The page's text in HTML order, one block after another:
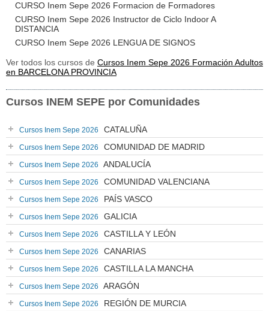
CURSO Inem Sepe 2026 Formacion de Formadores
CURSO Inem Sepe 2026 Instructor de Ciclo Indoor A
DISTANCIA
CURSO Inem Sepe 2026 LENGUA DE SIGNOS
Ver todos los cursos de Cursos Inem Sepe 2026 Formación Adultos
en BARCELONA PROVINCIA
Cursos INEM SEPE por Comunidades
Cursos Inem Sepe 2026 CATALUÑA
Cursos Inem Sepe 2026 COMUNIDAD DE MADRID
Cursos Inem Sepe 2026 ANDALUCÍA
Cursos Inem Sepe 2026 COMUNIDAD VALENCIANA
Cursos Inem Sepe 2026 PAÍS VASCO
Cursos Inem Sepe 2026 GALICIA
Cursos Inem Sepe 2026 CASTILLA Y LEÓN
Cursos Inem Sepe 2026 CANARIAS
Cursos Inem Sepe 2026 CASTILLA LA MANCHA
Cursos Inem Sepe 2026 ARAGÓN
Cursos Inem Sepe 2026 REGIÓN DE MURCIA